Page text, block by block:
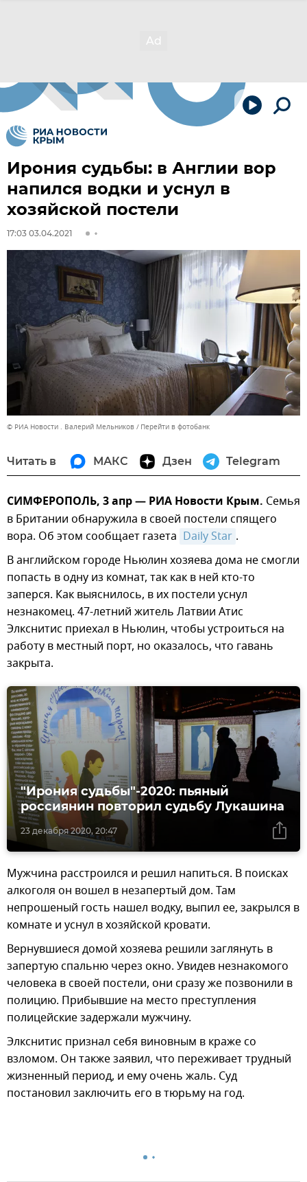
Ирония судьбы: в Англии вор
напился водки и уснул в
хозяйской постели
17:03 03.04.2021
© РИА Новости . Валерий Мельников Перейти в фотобанк
Читать в МАКС Дзен Telegram
СИМФЕРОПОЛЬ, 3 апр — РИА Новости Крым. Семья
в Британии обнаружила в своей постели спящего
вора. Об этом сообщает газета Daily Star .
В английском городе Ньюлин хозяева дома не смогли
попасть в одну из комнат, так как в ней кто-то
заперся. Как выяснилось, в их постели уснул
незнакомец. 47-летний житель Латвии Атис
Элкснитис приехал в Ньюлин, чтобы устроиться на
работу в местный порт, но оказалось, что гавань
закрыта.
23 декабря 2020, 20:47
"Ирония судьбы"-2020: пьяный
россиянин повторил судьбу Лукашина
Мужчина расстроился и решил напиться. В поисках
алкоголя он вошел в незапертый дом. Там
непрошеный гость нашел водку, выпил ее, закрылся в
комнате и уснул в хозяйской кровати.
Вернувшиеся домой хозяева решили заглянуть в
запертую спальню через окно. Увидев незнакомого
человека в своей постели, они сразу же позвонили в
полицию. Прибывшие на место преступления
полицейские задержали мужчину.
Элкснитис признал себя виновным в краже со
взломом. Он также заявил, что переживает трудный
жизненный период, и ему очень жаль. Суд
постановил заключить его в тюрьму на год.